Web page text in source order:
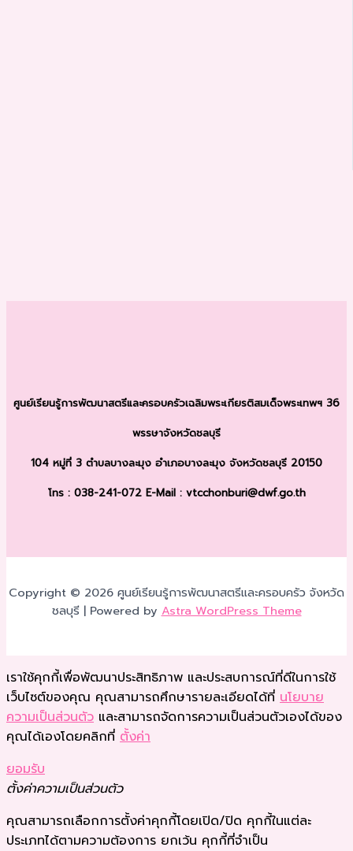
ศูนย์เรียนรู้การพัฒนาสตรีและครอบครัวเฉลิมพระเกียรติสมเด็จพระเทพฯ 36
พรรษาจังหวัดชลบุรี
104 หมู่ที่ 3 ตำบลบางละมุง อำเภอบางละมุง จังหวัดชลบุรี 20150
โทร : 038-241-072 E-Mail : vtcchonburi@dwf.go.th
Copyright © 2026 ศูนย์เรียนรู้การพัฒนาสตรีและครอบครัว จังหวัด
ชลบุรี | Powered byAstra WordPress Theme
เราใช้คุกกี้เพื่อพัฒนาประสิทธิภาพ และประสบการณ์ที่ดีในการใช้
เว็บไซต์ของคุณ คุณสามารถศึกษารายละเอียดได้ที่ นโยบาย
ความเป็นส่วนตัว และสามารถจัดการความเป็นส่วนตัวเองได้ของ
คุณได้เองโดยคลิกที่ ตั้งค่า
ยอมรับ
ตั้งค่าความเป็นส่วนตัว
คุณสามารถเลือกการตั้งค่าคุกกี้โดยเปิด/ปิด คุกกี้ในแต่ละ
ประเภทได้ตามความต้องการ ยกเว้น คุกกี้ที่จำเป็น